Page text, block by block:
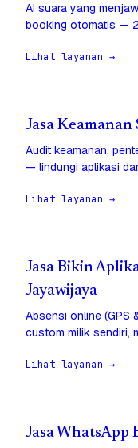
AI suara yang
booking otomatis —
Lihat layanan →
Jasa Keamanan
Audit keamanan,
— lindungi aplikasi
Lihat layanan →
Jasa Bikin
Jayawijaya
Absensi online (GPS
custom milik sendiri,
Lihat layanan →
Jasa WhatsApp